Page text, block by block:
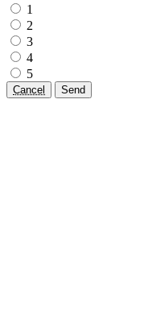
1
2
3
4
5
Cancel Send